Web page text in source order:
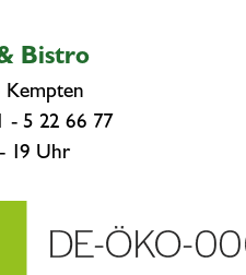
Bistro
Kempten
- 5 22 66 77
19 Uhr